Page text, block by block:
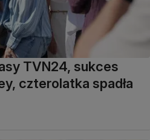
TVN24, sukces
czterolatka spadła